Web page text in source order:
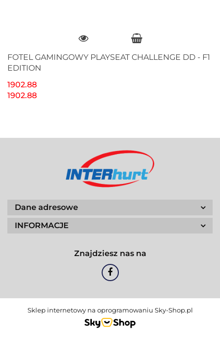
FOTEL GAMINGOWY PLAYSEAT CHALLENGE DD - F1
EDITION
1902.88
1902.88
Dane adresowe
INFORMACJE
Znajdziesz nas na
Sklep internetowy na oprogramowaniu Sky-Shop.pl